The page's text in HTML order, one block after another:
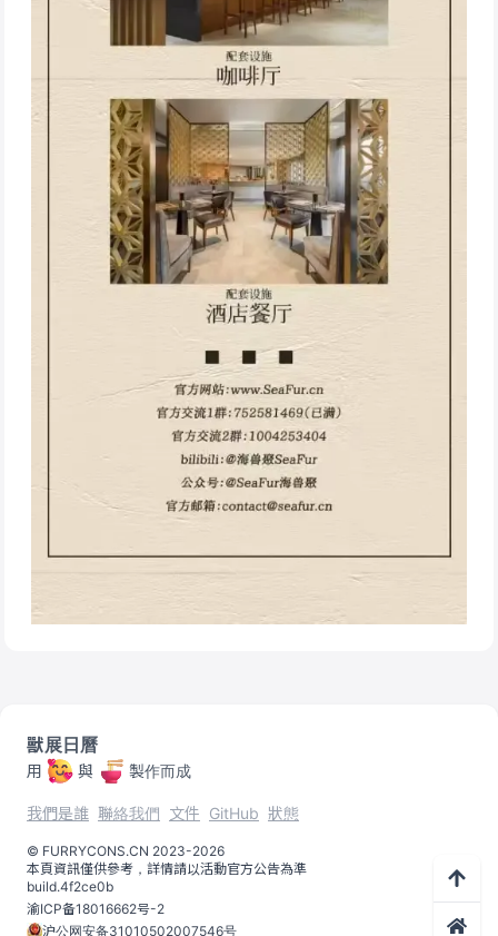
獸展日曆
用 與 製作而成
我們是誰 聯絡我們 文件 GitHub 狀態
©️ FURRYCONS.CN 2023-2026
本頁資訊僅供參考，詳情請以活動官方公告為準
build.4f2ce0b
渝ICP备18016662号-2
沪公网安备31010502007546号